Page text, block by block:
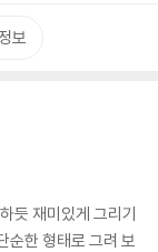
보
듯 재미있게 그리기
순한 형태로 그려 보